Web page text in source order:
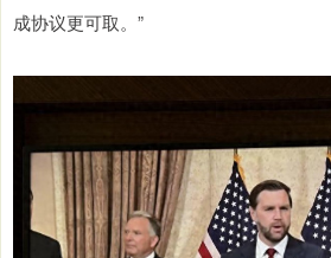
成协议更可取。”